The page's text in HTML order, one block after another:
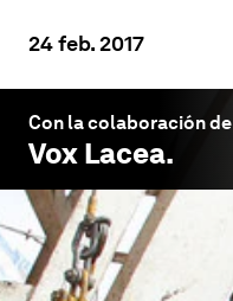
24 feb. 2017
Con la colaboración de
Vox Lacea.